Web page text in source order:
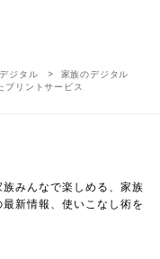
ジタル
家族のデジタル
プリントサービス
みんなで楽しめる、家族
新情報、使いこなし術を